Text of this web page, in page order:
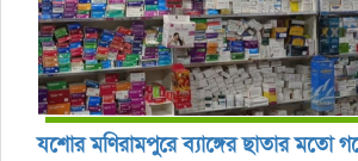
যশোর ‎মণিরামপুরে ব্যাঙ্গের ছাতার মতো